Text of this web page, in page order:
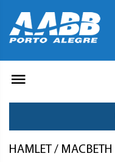
HAMLET / MACBETH